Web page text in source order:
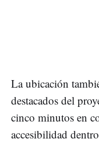
La ubicación
destacados del
cinco minutos en
accesibilidad